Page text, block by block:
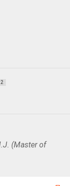
(Master of